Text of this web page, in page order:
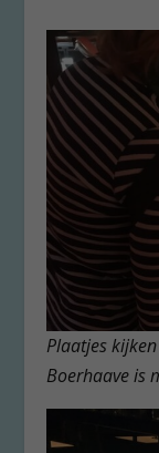
Plaatjes
Boerhaave is